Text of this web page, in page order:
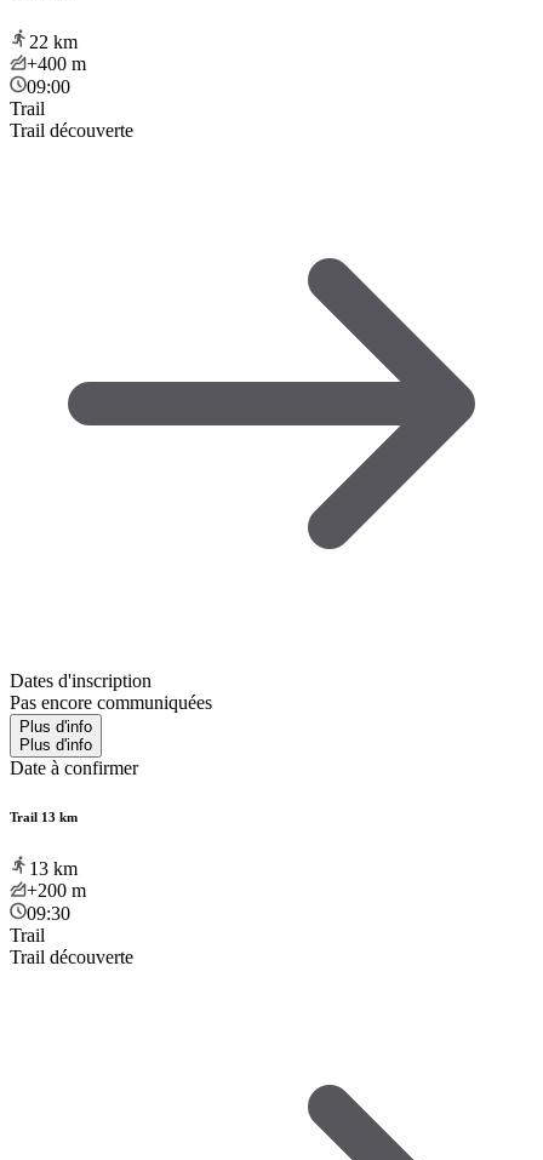
22 km
+400 m
09:00
Trail
Trail découverte
Dates d'inscription
Pas encore communiquées
Plus d'info
Plus d'info
Date à confirmer
Trail 13 km
13 km
+200 m
09:30
Trail
Trail découverte